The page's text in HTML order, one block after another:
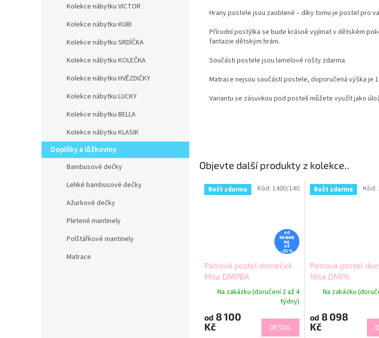
Kolekce nábytku VICTOR
Kolekce nábytku KUBI
Kolekce nábytku SRDÍČKA
Kolekce nábytku KOLEČKA
Kolekce nábytku HVĚZDIČKY
Kolekce nábytku LUCKY
Kolekce nábytku BELLA
Kolekce nábytku KLASIK
Doplňky a lůžkoviny
Bambusové dečky
Lehké bambusové dečky
Ažurkové dečky
Pletené mantinely
Polštářkové mantinely
Matrace
Objevte další produkty z kolekce..
Rošt zdarma
od
10 800
Kč
až
–25 %
Patrová postel domeček
Mila DMPBA
Na zakázku (doručení 2 až 4
týdny)
od 8 100
Kč
DETAIL
Kód: 1400/140 Rošt zdarma
Patrová postel
Mila DMPA
Na zakázku
od 8 098
Kč
Kód:
Hrany postele jsou zaoblené – díky tomu je postel pro
Přírodní postýlka se bude krásně vyjímat v dětském
fantazie dětským hrám.
Součásti postele jsou lamelové rošty zdarma.
Matrace nejsou součástí postele, doporučená výška je
Variantu se zásuvkou pod postelí můžete využít jako